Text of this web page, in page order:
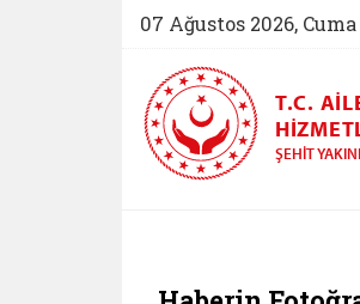
07 Ağustos 2026, Cuma
T.C.
ŞEHIT